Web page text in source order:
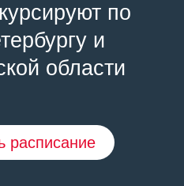
по
и
области
расписание